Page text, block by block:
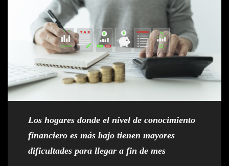
Los hogares donde el nivel de conocimiento
financiero es más bajo tienen mayores
dificultades para llegar a fin de mes